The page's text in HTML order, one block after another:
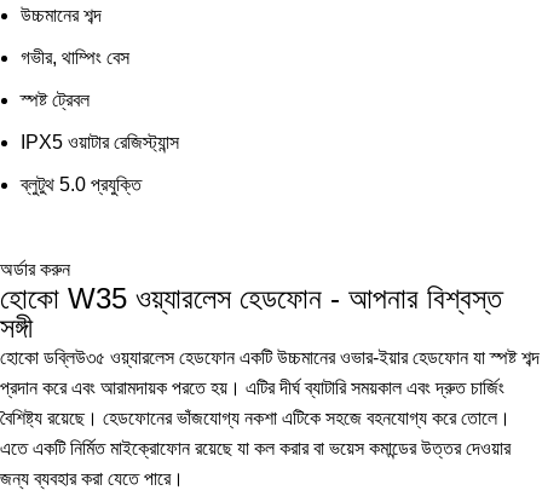
উচ্চমানের শব্দ
গভীর, থাম্পিং বেস
স্পষ্ট ট্রেবল
IPX5 ওয়াটার রেজিস্ট্যান্স
ব্লুটুথ 5.0 প্রযুক্তি
অর্ডার করুন
হোকো W35 ওয়্যারলেস হেডফোন - আপনার বিশ্বস্ত
সঙ্গী
হোকো ডব্লিউ৩৫ ওয়্যারলেস হেডফোন একটি উচ্চমানের ওভার-ইয়ার হেডফোন যা স্পষ্ট শব্দ
প্রদান করে এবং আরামদায়ক পরতে হয়। এটির দীর্ঘ ব্যাটারি সময়কাল এবং দ্রুত চার্জিং
বৈশিষ্ট্য রয়েছে। হেডফোনের ভাঁজযোগ্য নকশা এটিকে সহজে বহনযোগ্য করে তোলে।
এতে একটি নির্মিত মাইক্রোফোন রয়েছে যা কল করার বা ভয়েস কমান্ডের উত্তর দেওয়ার
জন্য ব্যবহার করা যেতে পারে।